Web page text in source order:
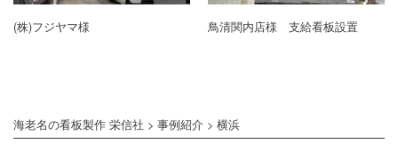
(株)フジヤマ様 鳥清関内店様 支給看板設置
海老名の看板製作 栄信社 > 事例紹介 > 横浜